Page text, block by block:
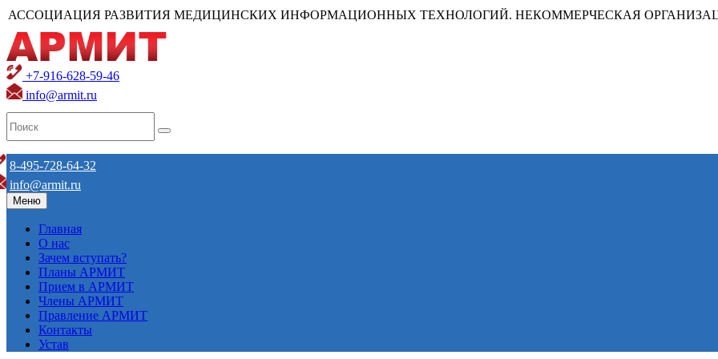
АССОЦИАЦИЯ РАЗВИТИЯ МЕДИЦИНСКИХ ИНФОРМАЦИОННЫХ ТЕХНОЛОГИЙ. НЕКОММЕРЧЕСКАЯ
+7-916-628-59-46
info@armit.ru
8-495-728-64-32
info@armit.ru
Меню
Главная
О нас
Зачем вступать?
Планы АРМИТ
Прием в АРМИТ
Члены АРМИТ
Правление АРМИТ
Контакты
Устав